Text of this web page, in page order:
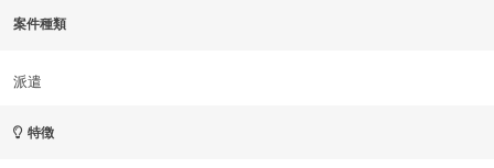
案件種類
派遣
特徴